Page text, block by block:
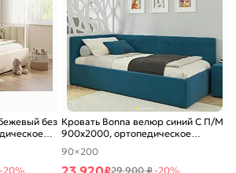
без
-20%
Кровать Bonna велюр синий С П/М
900x2000, ортопедическое
основание, изголовье мягкое
90×200
29 900 ₽-20%